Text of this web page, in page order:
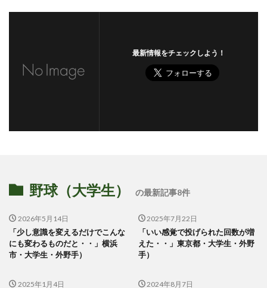
最新情報をチェックしよう！
野球（大学生） の最新記事8件
2026年5月14日
「少し意識を変えるだけでこんな
にも変わるものだと・・」横浜
市・大学生・外野手）
2025年7月22日
「いい感覚で投げられた回数が増
えた・・」東京都・大学生・外野
手）
2025年1月4日 2024年8月7日